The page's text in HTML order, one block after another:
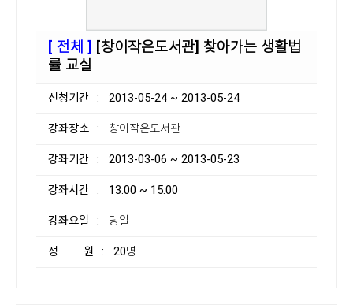
[ 전체 ] [창이작은도서관] 찾아가는 생활법
률 교실
신청기간 : 2013-05-24 ~ 2013-05-24
강좌장소 : 창이작은도서관
강좌기간 : 2013-03-06 ~ 2013-05-23
강좌시간 : 13:00 ~ 15:00
강좌요일 : 당일
정 원 : 20명